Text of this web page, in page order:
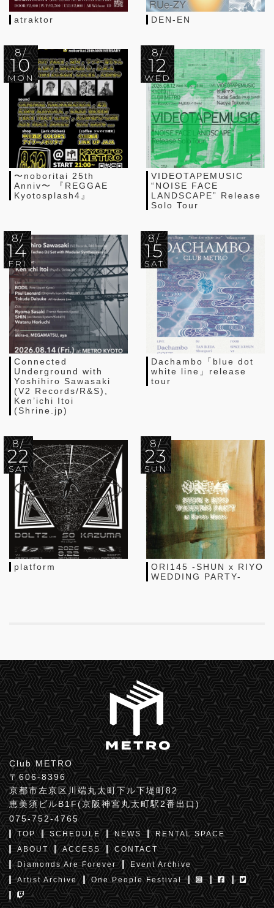
atraktor DEN-EN
8/
10
MON
〜noboritai 25th
Anniv〜 『REGGAE
Kyotosplash4』
8/
12
WED
VIDEOTAPEMUSIC
“NOISE FACE
LANDSCAPE” Release
Solo Tour
8/
14
FRI
Connected
Underground with
Yoshihiro Sawasaki
(V2 Records/R&S),
Ken’ichi Itoi
(Shrine.jp)
8/
15
SAT
Dachambo「blue dot
white line」release
tour
8/
22
SAT
platform
8/
23
SUN
ORI145 -SHUN x RIYO
WEDDING PARTY-
Club METRO
〒606-8396
京都市左京区川端丸太町下ル下堤町82
恵美須ビルB1F(京阪神宮丸太町駅2番出口)
075-752-4765
TOP SCHEDULE NEWS
RENTAL SPACE
ABOUT
ACCESS
CONTACT
Diamonds Are Forever
Event Archive
Artist Archive
One People Festival